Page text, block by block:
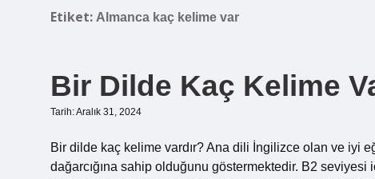
Etiket: Almanca kaç kelime var
Bir Dilde Kaç Kelime
Tarih: Aralık 31, 2024
Bir dilde kaç kelime vardır? Ana dili İngilizce olan ve iyi
dağarcığına sahip olduğunu göstermektedir. B2